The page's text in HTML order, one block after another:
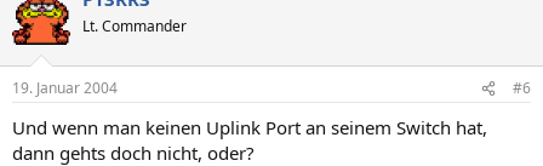
Lt. Commander
19. Januar 2004 #6
Und wenn man keinen Uplink Port an seinem Switch hat,
dann gehts doch nicht, oder?